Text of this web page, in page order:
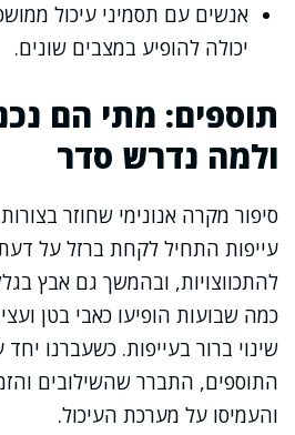
אנשים עם תסמיני עיכול
יכולה להופיע במצבים שונים.
תוספים: מתי הם
ולמה נדרש סדר
סיפור מקרה אנונימי שחוזר
עייפות התחיל לקחת ברזל על דעת
להתכווצויות, ובהמשך גם אבץ
כמה שבועות הופיעו כאבי בטן
שינוי ברור בעייפות. כשעברנו
התוספים, התברר שהשילובים
והעמיסו על מערכת העיכול.